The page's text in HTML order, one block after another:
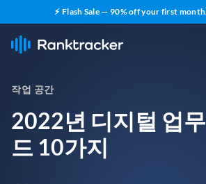
⚡ Flash Sale — 90% off your first month
작업 공간
2022년 디지털 업
드 10가지